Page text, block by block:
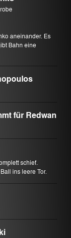
aneinander. Es
Bahn eine
für Redwan
schief.
ins leere Tor.